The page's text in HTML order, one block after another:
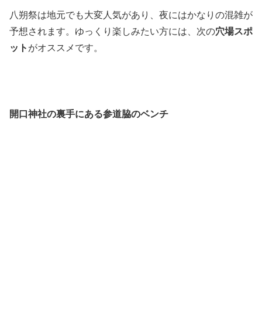
八朔祭は地元でも大変人気があり、夜にはかなりの混雑が
予想されます。ゆっくり楽しみたい方には、次の穴場スポ
ット がオススメです。
開口神社の裏手にある参道脇のベンチ